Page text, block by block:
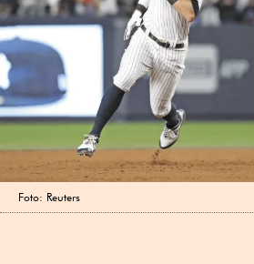
Foto: Reuters